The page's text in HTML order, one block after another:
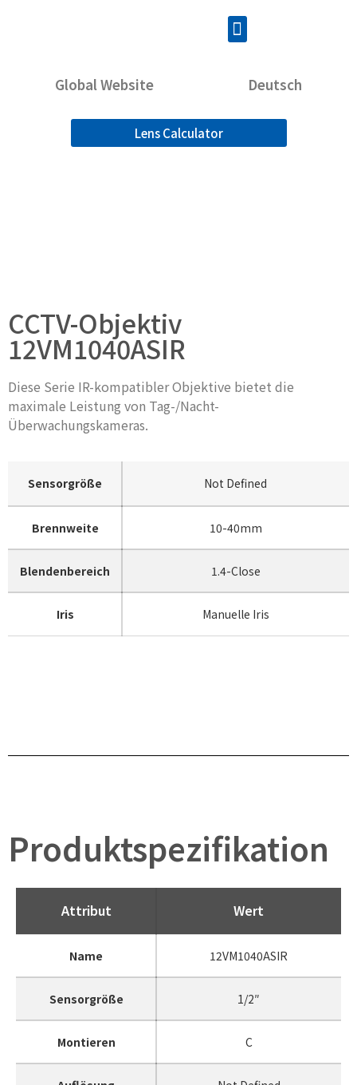
Global Website Deutsch
Lens Calculator
CCTV-Objektiv
12VM1040ASIR
Diese Serie IR-kompatibler Objektive bietet die
maximale Leistung von Tag-/Nacht-
Überwachungskameras.
Sensorgröße Not Defined
Brennweite 10-40mm
Blendenbereich 1.4-Close
Iris Manuelle Iris
Produktspezifikation
Attribut Wert
Name 12VM1040ASIR
Sensorgröße 1/2″
Montieren C